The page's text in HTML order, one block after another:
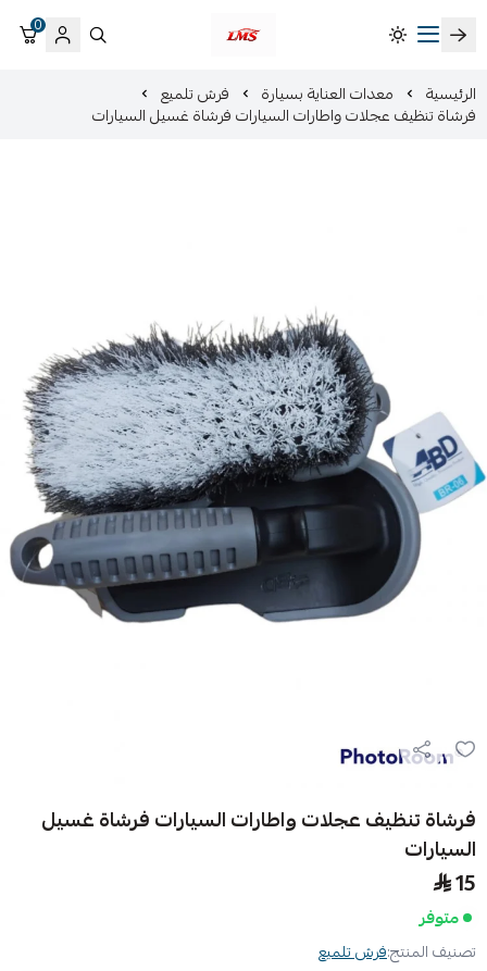
متجر لمسات الشرقية لزينة سيارات LMS
0
الرئيسية معدات العناية بسيارة فرش تلميع
فرشاة تنظيف عجلات واطارات السيارات فرشاة غسيل السيارات
فرشاة تنظيف عجلات واطارات السيارات فرشاة غسيل
السيارات
15
متوفر
تصنيف المنتج:فرش تلميع